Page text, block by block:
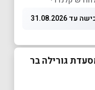
עד 31.08.2026
גורילה בר